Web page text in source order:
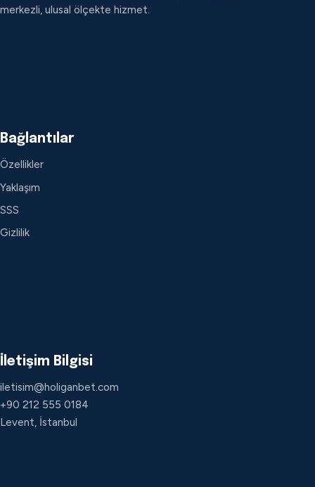
merkezli, ulusal ölçekte hizmet.
Bağlantılar
Özellikler
Yaklaşım
SSS
Gizlilik
İletişim Bilgisi
iletisim@holiganbet.com
+90 212 555 0184
Levent, İstanbul